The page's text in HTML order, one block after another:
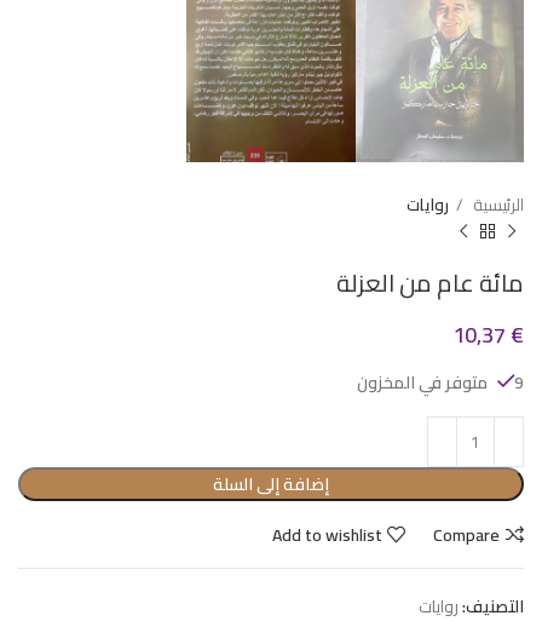
الرئيسية روايات
مائة عام من العزلة
10,37€
9 متوفر في المخزون
إضافة إلى السلة
Compare
Add to wishlist
التصنيف:روايات